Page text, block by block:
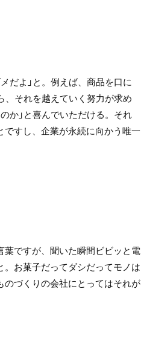
だよ」と。例えば、商品を口に
、それを越えていく努力が求め
か」と喜んでいただける。それ
すし、企業が永続に向かう唯一
ですが、聞いた瞬間ビビッと電
お菓子だってダシだってモノは
づくりの会社にとってはそれが